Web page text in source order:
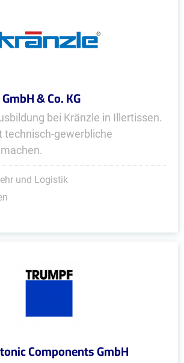
& Co. KG
bei Kränzle in Illertissen.
technisch-gewerbliche
und Logistik
Components GmbH